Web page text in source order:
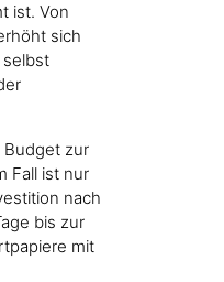
ist. Von
sich
selbst
Budget zur
Fall ist nur
nach
bis zur
mit